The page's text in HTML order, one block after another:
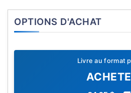
OPTIONS D'ACHAT
Livre au format